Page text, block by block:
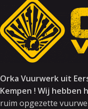
Orka Vuurwerk uit
Kempen ! Wij
ruim opgezette